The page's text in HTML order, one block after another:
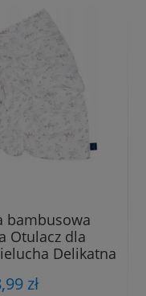
bambusowa
Otulacz dla
Delikatna
zł